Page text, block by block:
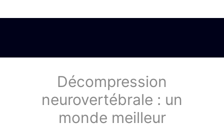
Décompression
neurovertébrale : un
monde meilleur